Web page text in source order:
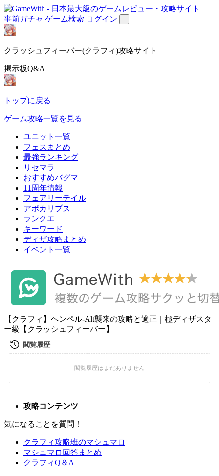
事前ガチャ ゲーム検索 ログイン
クラッシュフィーバー(クラフィ)攻略サイト
掲示板Q&A
トップに戻る
ゲーム攻略一覧を見る
ユニット一覧
フェスまとめ
最強ランキング
リセマラ
おすすめバグマ
11周年情報
フェアリーテイル
アポカリプス
ランクエ
キーワード
ディザ攻略まとめ
イベント一覧
【クラフィ】ヘンペル-Alt襲来の攻略と適正｜極ディザスタ
ー級【クラッシュフィーバー】
攻略コンテンツ
気になることを質問！
クラフィ攻略班のマシュマロ
マシュマロ回答まとめ
クラフィQ＆A